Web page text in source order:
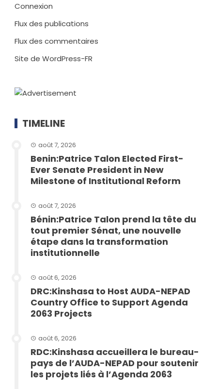
Connexion
Flux des publications
Flux des commentaires
Site de WordPress-FR
TIMELINE
août 7, 2026
Benin:Patrice Talon Elected First-
Ever Senate President in New
Milestone of Institutional Reform
août 7, 2026
Bénin:Patrice Talon prend la tête du
tout premier Sénat, une nouvelle
étape dans la transformation
institutionnelle
août 6, 2026
DRC:Kinshasa to Host AUDA-NEPAD
Country Office to Support Agenda
2063 Projects
août 6, 2026
RDC:Kinshasa accueillera le bureau-
pays de l’AUDA-NEPAD pour soutenir
les projets liés à l’Agenda 2063